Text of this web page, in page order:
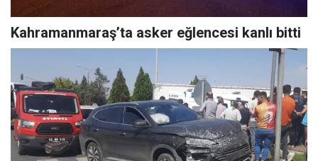
Kahramanmaraş’ta asker eğlencesi kanlı bitti